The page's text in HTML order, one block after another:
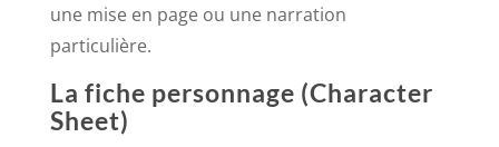
une mise en page ou une narration
particulière.
La fiche personnage (Character
Sheet)